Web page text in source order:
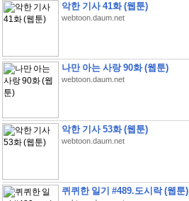
악한 기사 41화 (웹툰)
webtoon.daum.net
나만 아는 사랑 90화 (웹툰)
webtoon.daum.net
악한 기사 53화 (웹툰)
webtoon.daum.net
퀴퀴한 일기 #489.도시락 (웹툰)